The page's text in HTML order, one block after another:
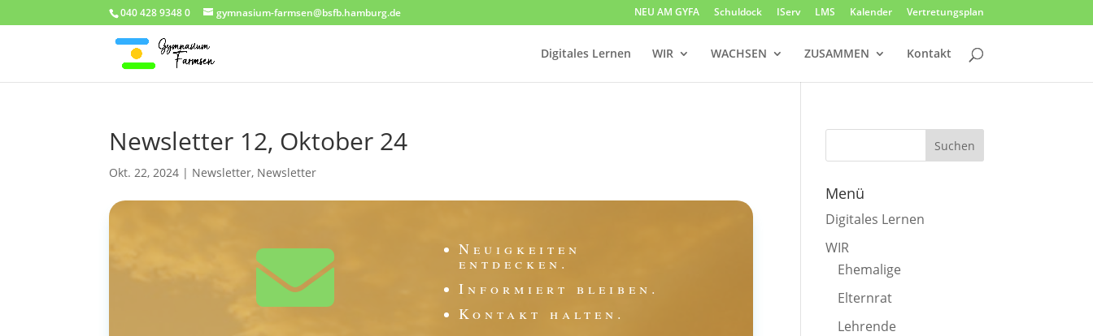
040 428 9348 0 gymnasium-farmsen@bsfb.hamburg.de NEU AM GYFA Schuldock IServ LMS Kalender Vertretungsplan
Digitales Lernen WIR WACHSEN ZUSAMMEN Kontakt
Newsletter 12, Oktober 24
Okt. 22, 2024 | Newsletter, Newsletter
 Neuigkeiten
entdecken.
Informiert bleiben.
Kontakt halten.
Menü
Digitales Lernen
WIR
Ehemalige
Elternrat
Lehrende